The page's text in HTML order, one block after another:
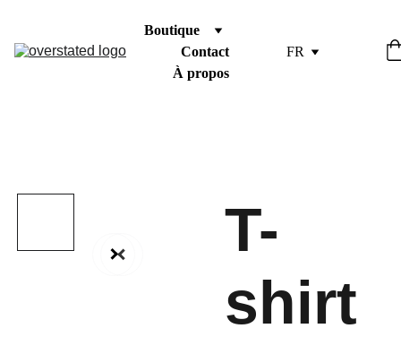
Boutique
Contact
À propos
FR
T-
shirt